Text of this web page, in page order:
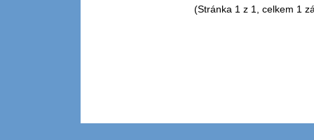
(Stránka 1 z 1, celkem 1